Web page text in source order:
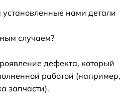
установленные нами детали
случаем?
дефекта, который
работой (например,
запчасти).